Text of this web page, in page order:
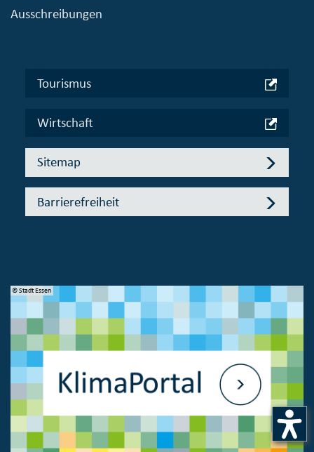
Ausschreibungen
Tourismus
Wirtschaft
Sitemap
Barrierefreiheit
© Stadt Essen